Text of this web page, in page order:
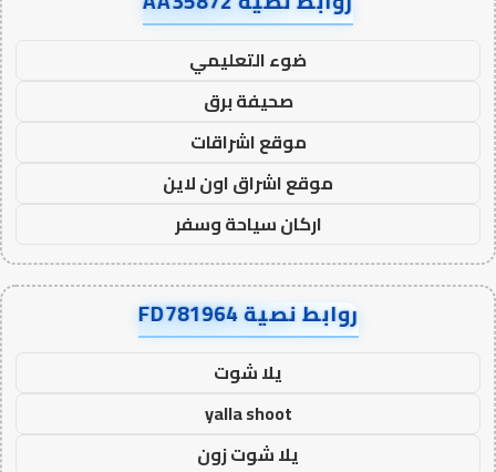
ضوء التعليمي
صحيفة برق
موقع اشراقات
موقع اشراق اون لاين
اركان سياحة وسفر
روابط نصية FD781964
يلا شوت
yalla shoot
يلا شوت زون